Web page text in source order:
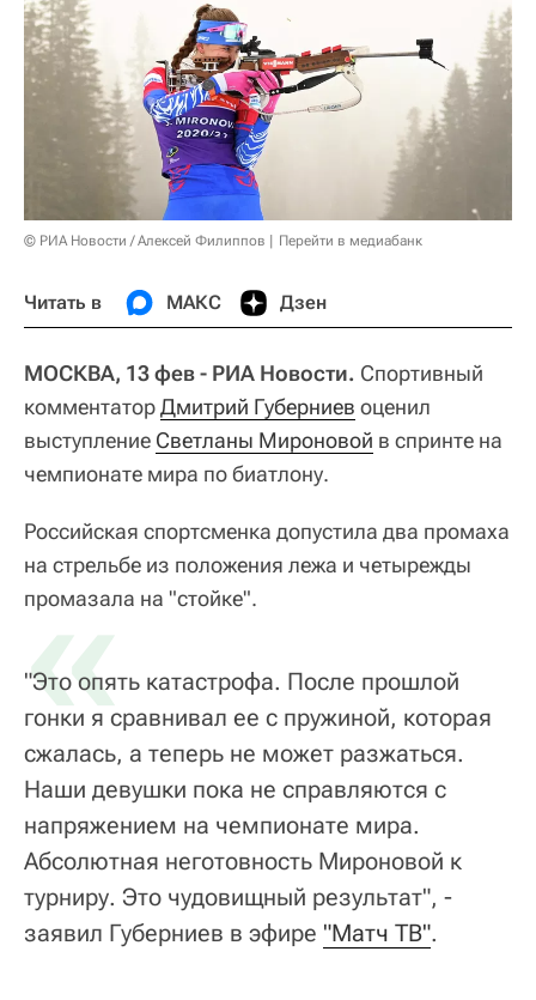
© РИА Новости / Алексей Филиппов Перейти в медиабанк
Читать в МАКС Дзен
МОСКВА, 13 фев - РИА Новости. Спортивный
комментаторДмитрий Губерниев оценил
выступление Светланы Мироновой в спринте на
чемпионате мира по биатлону.
Российская спортсменка допустила два промаха
на стрельбе из положения лежа и четырежды
промазала на "стойке".
«
"Это опять катастрофа. После прошлой
гонки я сравнивал ее с пружиной, которая
сжалась, а теперь не может разжаться.
Наши девушки пока не справляются с
напряжением на чемпионате мира.
Абсолютная неготовность Мироновой к
турниру. Это чудовищный результат", -
заявил Губерниев в эфире "Матч ТВ".